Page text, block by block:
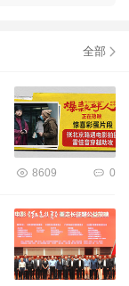
全部
8609 0